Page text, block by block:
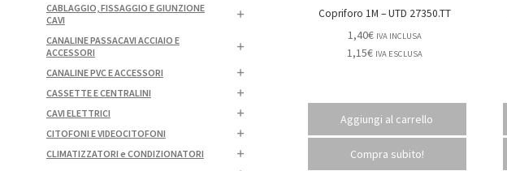
Copriforo 1M – UTD 27350.TT
1,40€ IVA INCLUSA
1,15€ IVA ESCLUSA
Aggiungi al carrello
Compra subito!
CABLAGGIO, FISSAGGIO E GIUNZIONE
CAVI
CANALINE PASSACAVI ACCIAIO E
ACCESSORI
CANALINE PVC E ACCESSORI
CASSETTE E CENTRALINI
CAVI ELETTRICI
CITOFONI E VIDEOCITOFONI
CLIMATIZZATORI e CONDIZIONATORI